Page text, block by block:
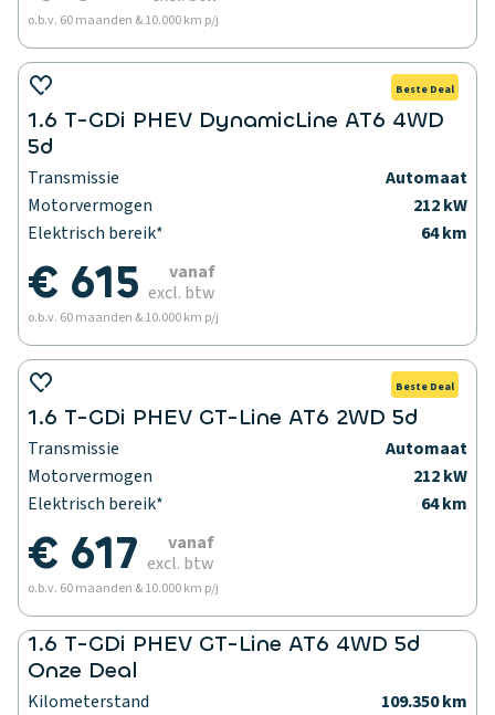
o.b.v. 60 maanden & 10.000 km p/j
Beste Deal
1.6 T-GDi PHEV DynamicLine AT6 4WD
5d
Transmissie
Automaat
Motorvermogen
212 kW
Elektrisch bereik*
64 km
€ 615
vanaf
excl. btw
o.b.v. 60 maanden & 10.000 km p/j
Beste Deal
1.6 T-GDi PHEV GT-Line AT6 2WD 5d
Transmissie
Automaat
Motorvermogen
212 kW
Elektrisch bereik*
64 km
€ 617
vanaf
excl. btw
o.b.v. 60 maanden & 10.000 km p/j
1.6 T-GDi PHEV GT-Line AT6 4WD 5d
Onze Deal
Kilometerstand
109.350 km